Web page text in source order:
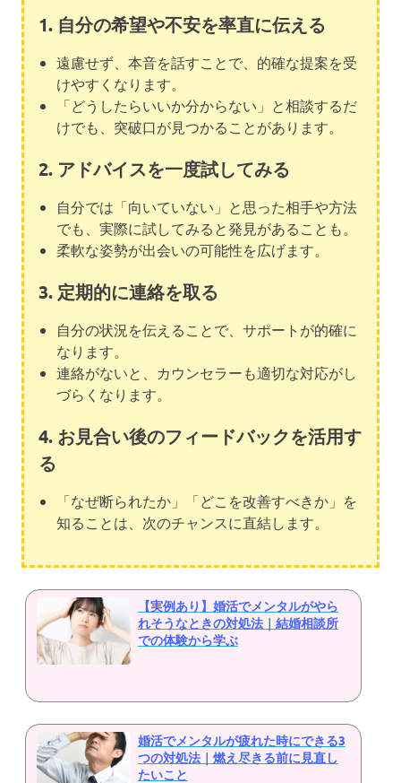
1. 自分の希望や不安を率直に伝える
遠慮せず、本音を話すことで、的確な提案を受
けやすくなります。
「どうしたらいいか分からない」と相談するだ
けでも、突破口が見つかることがあります。
2. アドバイスを一度試してみる
自分では「向いていない」と思った相手や方法
でも、実際に試してみると発見があることも。
柔軟な姿勢が出会いの可能性を広げます。
3. 定期的に連絡を取る
自分の状況を伝えることで、サポートが的確に
なります。
連絡がないと、カウンセラーも適切な対応がし
づらくなります。
4. お見合い後のフィードバックを活用す
る
「なぜ断られたか」「どこを改善すべきか」を
知ることは、次のチャンスに直結します。
【実例あり】婚活でメンタルがやら
れそうなときの対処法｜結婚相談所
での体験から学ぶ
婚活でメンタルが疲れた時にできる3
つの対処法｜燃え尽きる前に見直し
たいこと